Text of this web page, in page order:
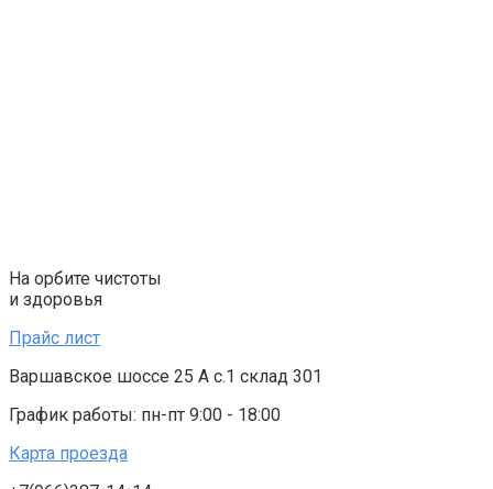
На орбите чистоты
и здоровья
Прайс лист
Варшавское шоссе 25 А с.1 склад 301
График работы: пн-пт 9:00 - 18:00
Карта проезда